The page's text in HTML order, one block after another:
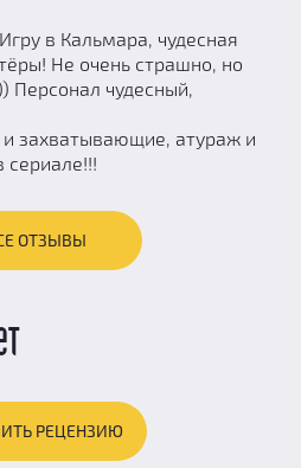
в Кальмара, чудесная
Не очень страшно, но
Персонал чудесный,
захватывающие, атураж и
сериале!!!
ОТЗЫВЫ
РЕЦЕНЗИЮ